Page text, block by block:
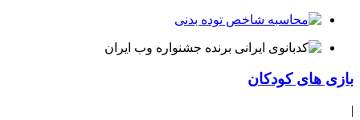
بازی های کودکان
|